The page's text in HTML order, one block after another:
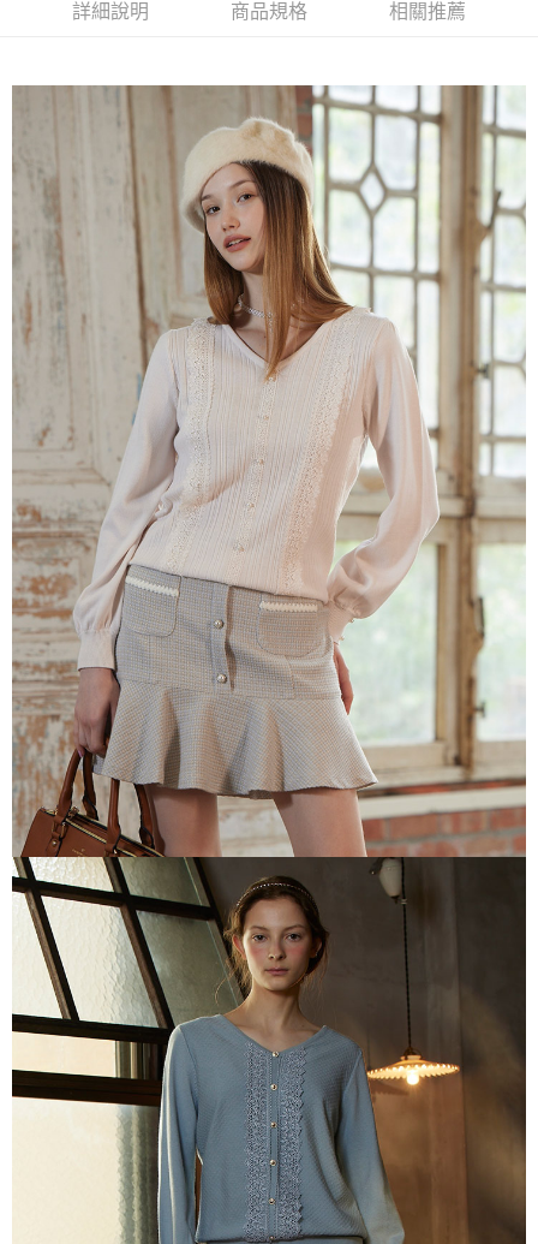
每筆NT$80，滿NT$2,000(含以上)免運費
每筆NT$80，滿NT$2,000(含以上)免運費
每筆NT$80，滿NT$2,000(含以上)免運費
離島
每筆NT$100，滿NT$2,000(含以上)免運費
詳細說明 商品規格 相關推薦